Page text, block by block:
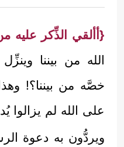
{أألقي الذِّكر عليه
الله من بيننا
خصَّه من بيننا؟!
على الله لم يزالوا
ويردُّون به دعوة